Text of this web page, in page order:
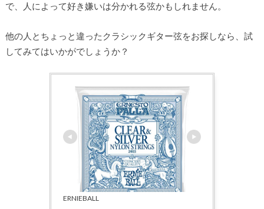
で、人によって好き嫌いは分かれる弦かもしれません。
他の人とちょっと違ったクラシックギター弦をお探しなら、試
してみてはいかがでしょうか？
ERNIEBALL